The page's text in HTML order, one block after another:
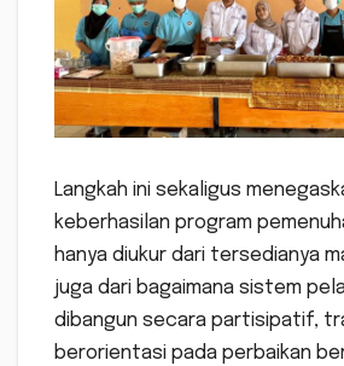
Langkah ini sekaligus
keberhasilan program
hanya diukur dari tersedianya
juga dari bagaimana sistem
dibangun secara partisipatif,
berorientasi pada perbaikan